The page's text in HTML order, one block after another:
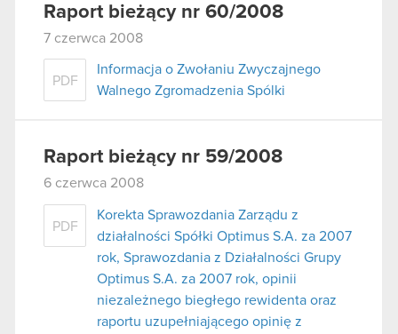
Raport bieżący nr 60/2008
7 czerwca 2008
PDF
Informacja o Zwołaniu Zwyczajnego
Walnego Zgromadzenia Spólki
Raport bieżący nr 59/2008
6 czerwca 2008
PDF
Korekta Sprawozdania Zarządu z
działalności Spółki Optimus S.A. za 2007
rok, Sprawozdania z Działalności Grupy
Optimus S.A. za 2007 rok, opinii
niezależnego biegłego rewidenta oraz
raportu uzupełniającego opinię z